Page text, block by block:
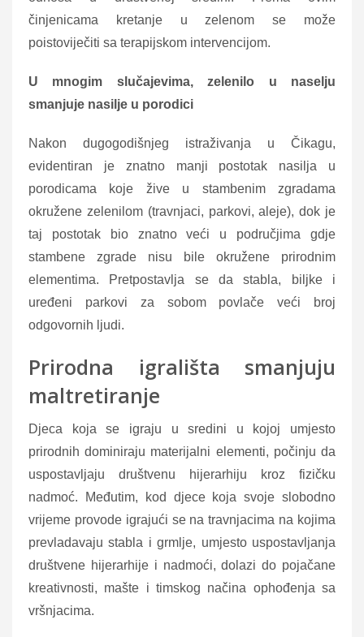
činjenicama kretanje u zelenom se može
poistoviječiti sa terapijskom intervencijom.
U mnogim slučajevima, zelenilo u naselju
smanjuje nasilje u porodici
Nakon dugogodišnjeg istraživanja u Čikagu,
evidentiran je znatno manji postotak nasilja u
porodicama koje žive u stambenim zgradama
okružene zelenilom (travnjaci, parkovi, aleje), dok je
taj postotak bio znatno veći u područjima gdje
stambene zgrade nisu bile okružene prirodnim
elementima. Pretpostavlja se da stabla, biljke i
uređeni parkovi za sobom povlače veći broj
odgovornih ljudi.
Prirodna igrališta smanjuju
maltretiranje
Djeca koja se igraju u sredini u kojoj umjesto
prirodnih dominiraju materijalni elementi, počinju da
uspostavljaju društvenu hijerarhiju kroz fizičku
nadmoć. Međutim, kod djece koja svoje slobodno
vrijeme provode igrajući se na travnjacima na kojima
prevladavaju stabla i grmlje, umjesto uspostavljanja
društvene hijerarhije i nadmoći, dolazi do pojačane
kreativnosti, mašte i timskog načina ophođenja sa
vršnjacima.